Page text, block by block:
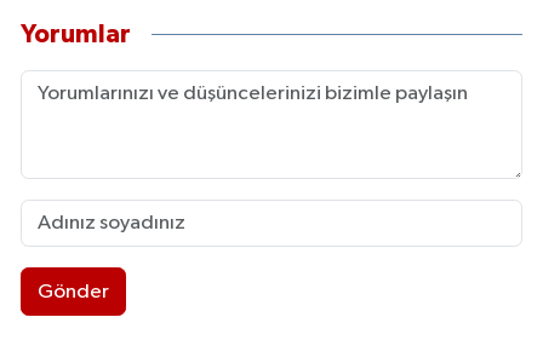
Yorumlar
Gönder